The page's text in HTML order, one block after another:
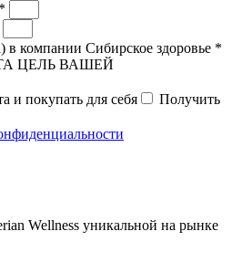
в компании Сибирское здоровье *
ЦЕЛЬ ВАШЕЙ
и покупать для себя
Получить
Wellness уникальной на рынке